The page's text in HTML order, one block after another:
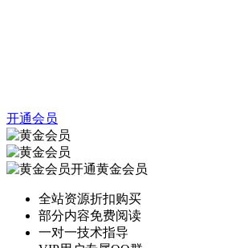
开通会员
开通黄金会员
全站资源折扣购买
部分内容免费阅读
一对一技术指导